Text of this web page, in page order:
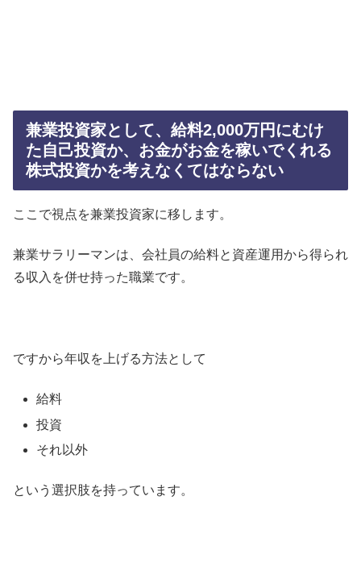
兼業投資家として、給料2,000万円にむけ
た自己投資か、お金がお金を稼いでくれる
株式投資かを考えなくてはならない
ここで視点を兼業投資家に移します。
兼業サラリーマンは、会社員の給料と資産運用から得られ
る収入を併せ持った職業です。
ですから年収を上げる方法として
給料
投資
それ以外
という選択肢を持っています。